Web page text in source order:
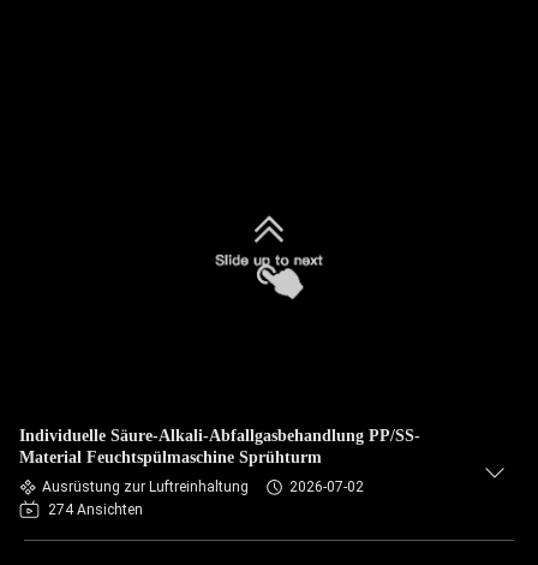
Individuelle Säure-Alkali-Abfallgasbehandlung PP/SS-
Material Feuchtspülmaschine Sprühturm
Ausrüstung zur Luftreinhaltung
2026-07-02
274 Ansichten